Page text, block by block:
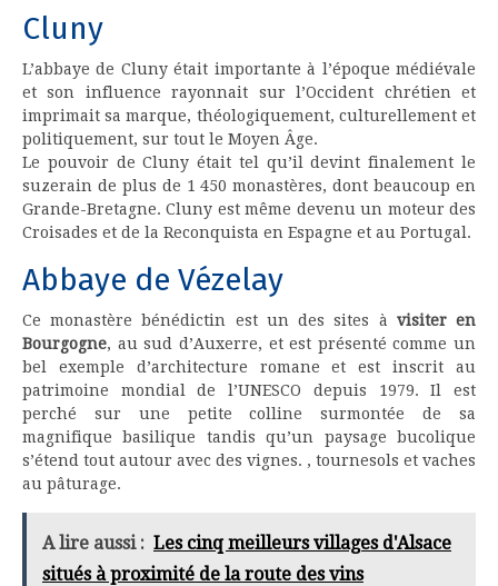
Cluny
L’abbaye de Cluny était importante à l’époque médiévale
et son influence rayonnait sur l’Occident chrétien et
imprimait sa marque, théologiquement, culturellement et
politiquement, sur tout le Moyen Âge.
Le pouvoir de Cluny était tel qu’il devint finalement le
suzerain de plus de 1 450 monastères, dont beaucoup en
Grande-Bretagne. Cluny est même devenu un moteur des
Croisades et de la Reconquista en Espagne et au Portugal.
Abbaye de Vézelay
Ce monastère bénédictin est un des sites à visiter en
Bourgogne, au sud d’Auxerre, et est présenté comme un
bel exemple d’architecture romane et est inscrit au
patrimoine mondial de l’UNESCO depuis 1979. Il est
perché sur une petite colline surmontée de sa
magnifique basilique tandis qu’un paysage bucolique
s’étend tout autour avec des vignes. , tournesols et vaches
au pâturage.
A lire aussi : Les cinq meilleurs villages d'Alsace
situés à proximité de la route des vins